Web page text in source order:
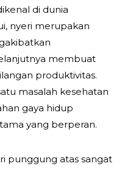
di dunia
nyeri merupakan
membuat
produktivitas.
masalah kesehatan
gaya hidup
yang berperan.
punggung atas sangat